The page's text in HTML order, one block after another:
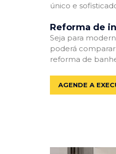
único e
Reforma de
Seja para
poderá
reforma de
AGENDE A